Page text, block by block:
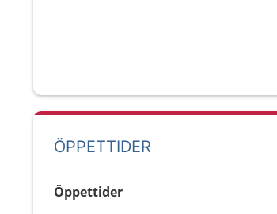
ÖPPETTIDER
Öppettider